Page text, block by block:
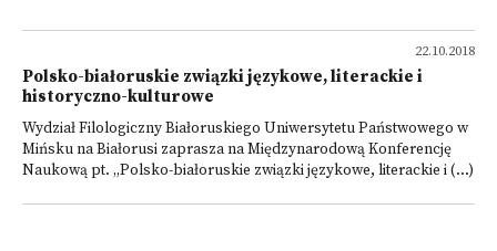
22.10.2018
Polsko-białoruskie związki językowe, literackie i
historyczno-kulturowe
Wydział Filologiczny Białoruskiego Uniwersytetu Państwowego w
Mińsku na Białorusi zaprasza na Międzynarodową Konferencję
Naukową pt. „Polsko-białoruskie związki językowe, literackie i (...)